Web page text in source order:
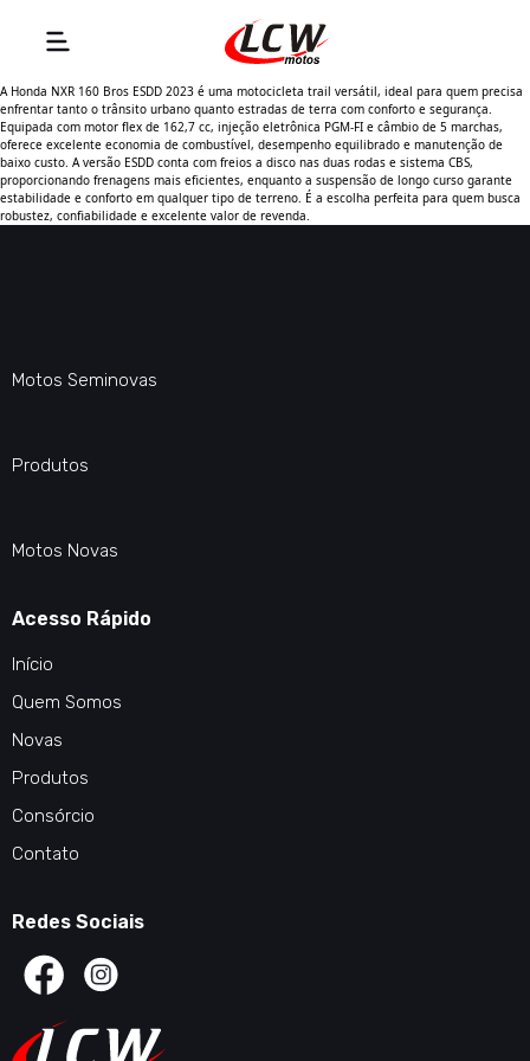
A Honda NXR 160 Bros ESDD 2023 é uma motocicleta trail versátil, ideal para quem precisa
enfrentar tanto o trânsito urbano quanto estradas de terra com conforto e segurança.
Equipada com motor flex de 162,7 cc, injeção eletrônica PGM-FI e câmbio de 5 marchas,
oferece excelente economia de combustível, desempenho equilibrado e manutenção de
baixo custo. A versão ESDD conta com freios a disco nas duas rodas e sistema CBS,
proporcionando frenagens mais eficientes, enquanto a suspensão de longo curso garante
estabilidade e conforto em qualquer tipo de terreno. É a escolha perfeita para quem busca
robustez, confiabilidade e excelente valor de revenda.
Motos Seminovas
Produtos
Motos Novas
Acesso Rápido
Início
Quem Somos
Novas
Produtos
Consórcio
Contato
Redes Sociais